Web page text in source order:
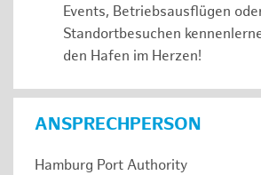
Events, Betriebsausflügen
Standortbesuchen
den Hafen im Herzen!
ANSPRECHPERSON
Hamburg Port Authority